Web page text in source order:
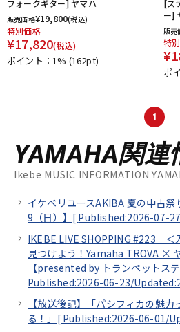
フォークギター] ヤマハ
販売価格¥19,800(税込)
特別価格
¥17,820(税込)
ポイント：1% (162pt)
[ス
ー]
販売
特
¥
ポ
1
YAMAHA関連
Ikebe MUSIC INFORMATION
イケベリユースAKIBA 夏の中古
9（日）】[ Published:2026-07-
IKEBE LIVE SHOPPING #223｜
見つけよう！Yamaha TROVA ×
【presented by トランペットス
Published:2026-06-23/
【放送後記】「パシフィカの魅
る！」[ Published:2026-06-01/